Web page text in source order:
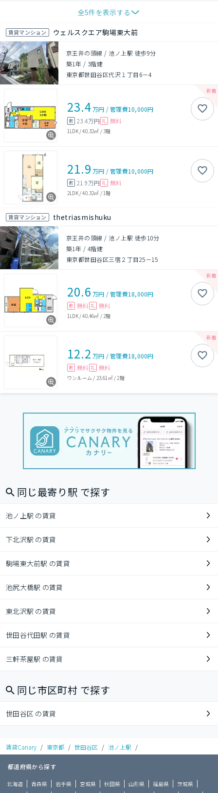
全5件を表示する
賃貸マンション ウェルスクエア駒場東大前
京王井の頭線 / 池ノ上駅 徒歩9分
築1年 / 3階建
東京都世田谷区代沢１丁目6－4
23.4万円 /管理費10,000円
敷 23.4万円 礼 無料
1LDK/40.32㎡ /3階
21.9 万円 /管理費10,000円
敷 21.9万円 礼 無料
2LDK/40.32㎡ / 1階
賃貸マンション thetriasmishuku
京王井の頭線 / 池ノ上駅 徒歩10分
築1年 / 4階建
東京都世田谷区三宿２丁目25－15
20.6 万円 /管理費18,000円
敷 無料 礼 無料
1LDK/40.46㎡ / 2階
12.2 万円 /管理費18,000円
敷 無料 礼 無料
ワンルーム / 23.61㎡/ 2階
同じ最寄り駅 で探す
池ノ上駅 の賃貸
下北沢駅 の賃貸
駒場東大前駅 の賃貸
池尻大橋駅 の賃貸
東北沢駅 の賃貸
世田谷代田駅 の賃貸
三軒茶屋駅 の賃貸
同じ市区町村 で探す
世田谷区 の賃貸
賃貸Canary / 東京都 / 世田谷区 / 池ノ上駅 /
都道府県から探す
北海道 青森県 岩手県 宮城県 秋田県 山形県 福島県
茨城県